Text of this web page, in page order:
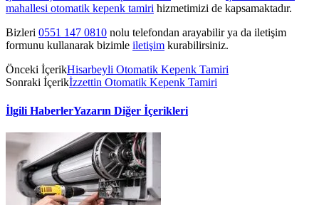
mahallesi otomatik kepenk tamiri hizmetimizi de kapsamaktadır.
Bizleri 0551 147 0810 nolu telefondan arayabilir ya da iletişim
formunu kullanarak bizimle iletişim kurabilirsiniz.
Önceki İçerikHisarbeyli Otomatik Kepenk Tamiri
Sonraki İçerikİzzettin Otomatik Kepenk Tamiri
İlgili HaberlerYazarın Diğer İçerikleri